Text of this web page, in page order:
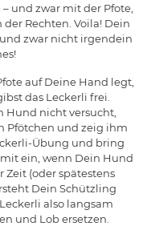
und zwar mit der Pfote,
Rechten. Voila! Dein
zwar nicht irgendein
auf Deine Hand legt,
das Leckerli frei.
Hund nicht versucht,
Pfötchen und zeig ihm
Übung und bring
ein, wenn Dein Hund
Zeit (oder spätestens
Dein Schützling
also langsam
und Lob ersetzen.